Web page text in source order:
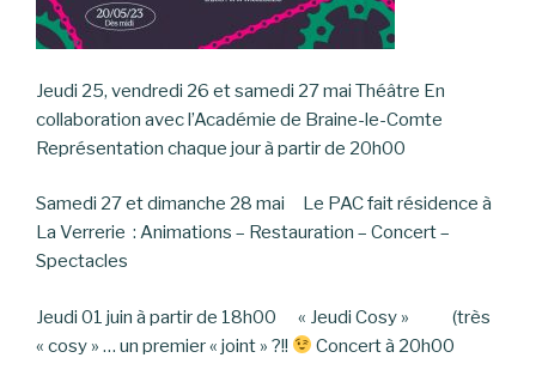
Jeudi 25, vendredi 26 et samedi 27 mai Théâtre En
collaboration avec l’Académie de Braine-le-Comte
Représentation chaque jour à partir de 20h00
Samedi 27 et dimanche 28 mai Le PAC fait résidence à
La Verrerie : Animations – Restauration – Concert –
Spectacles
Jeudi 01 juin à partir de 18h00 « Jeudi Cosy » (très
« cosy » … un premier « joint » ?!!
Concert à 20h00